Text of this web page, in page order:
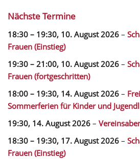
Nächste Termine
18:30 – 19:30, 10. August 2026 –
Frauen (Einstieg)
19:30 – 21:00, 10. August 2026 –
Frauen (fortgeschritten)
18:00 – 19:30, 14. August 2026 –
Sommerferien für Kinder und
19:30, 14. August 2026 –
18:30 – 19:30, 17. August 2026 –
Frauen (Einstieg)